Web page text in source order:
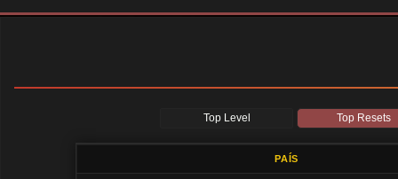
Top Level Top Resets
PAÍS